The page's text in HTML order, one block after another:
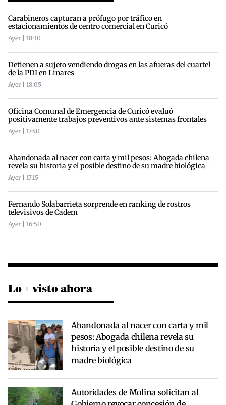
Carabineros capturan a prófugo por tráfico en
estacionamientos de centro comercial en Curicó
Ayer | 18:30
Detienen a sujeto vendiendo drogas en las afueras del cuartel
de la PDI en Linares
Ayer | 18:05
Oficina Comunal de Emergencia de Curicó evaluó
positivamente trabajos preventivos ante sistemas frontales
Ayer | 17:40
Abandonada al nacer con carta y mil pesos: Abogada chilena
revela su historia y el posible destino de su madre biológica
Ayer | 17:15
Fernando Solabarrieta sorprende en ranking de rostros
televisivos de Cadem
Ayer | 16:50
Lo + visto ahora
Abandonada al nacer con carta y mil
pesos: Abogada chilena revela su
historia y el posible destino de su
madre biológica
Autoridades de Molina solicitan al